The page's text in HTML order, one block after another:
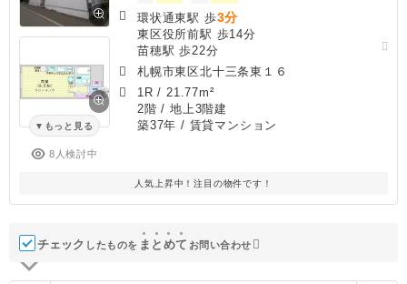
もっと見る
8人検討中
環状通東駅 歩3分
東区役所前駅 歩14分
苗穂駅 歩22分
札幌市東区北十三条東１６
1R / 21.77m²
2階 / 地上3階建
築37年 / 賃貸マンション
人気上昇中！注目の物件です！
チェック したものを ま と めて お問い合わせ